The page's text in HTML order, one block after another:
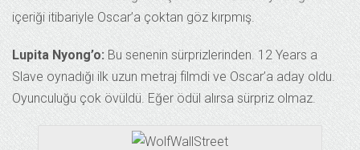
içeriği itibariyle Oscar’a çoktan göz kırpmış.
Lupita Nyong’o: Bu senenin sürprizlerinden. 12 Years a
Slave oynadığı ilk uzun metraj filmdi ve Oscar’a aday oldu.
Oyunculuğu çok övüldü. Eğer ödül alırsa sürpriz olmaz.